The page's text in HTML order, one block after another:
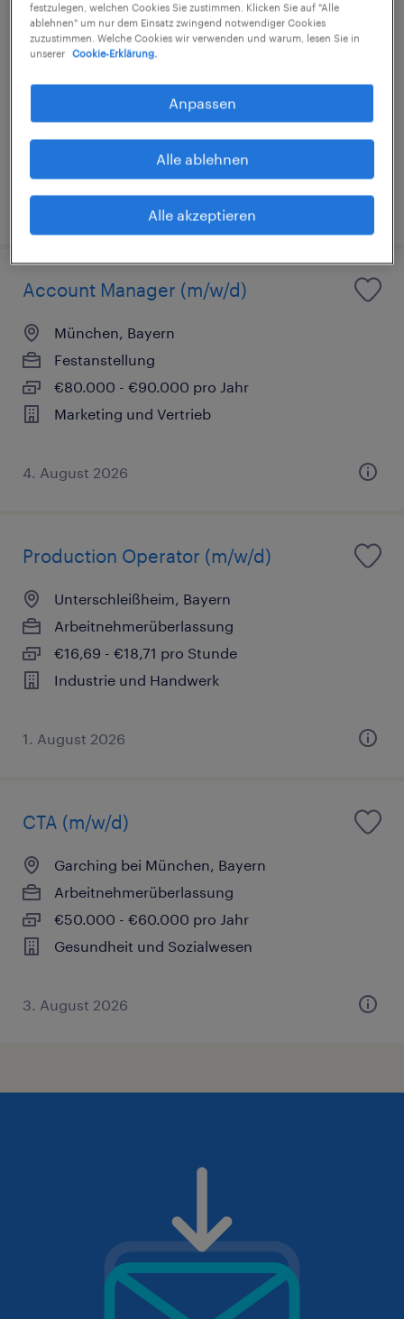
GMP Spezialist (m/w/d)
€62.000 - €67.000 pro Jahr
Account Manager (m/w/d)
München, Bayern
Festanstellung
€80.000 - €90.000 pro Jahr
Marketing und Vertrieb
4. August 2026
Production Operator (m/w/d)
Unterschleißheim, Bayern
Arbeitnehmerüberlassung
€16,69 - €18,71 pro Stunde
Industrie und Handwerk
1. August 2026
CTA (m/w/d)
Garching bei München, Bayern
Arbeitnehmerüberlassung
€50.000 - €60.000 pro Jahr
Gesundheit und Sozialwesen
3. August 2026
festzulegen, welchen Cookies Sie zustimmen. Klicken Sie auf "Alle
ablehnen" um nur dem Einsatz zwingend notwendiger Cookies
zuzustimmen. Welche Cookies wir verwenden und warum, lesen Sie in
unserer
Cookie-Erklärung.
Anpassen
Alle ablehnen
Alle akzeptieren